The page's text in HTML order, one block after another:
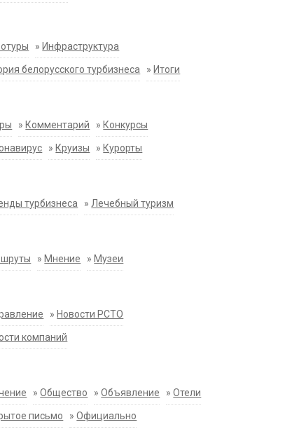
» Инфраструктура
белорусского турбизнеса » Итоги
» Комментарий » Конкурсы
» Круизы » Курорты
турбизнеса » Лечебный туризм
» Мнение » Музеи
» Новости РСТО
компаний
»Общество »Объявление »Отели
письмо »Официально